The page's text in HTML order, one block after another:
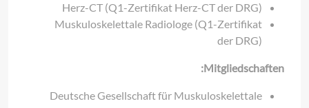
Herz-CT (Q1-Zertifikat Herz-CT der DRG)
Muskuloskelettale Radiologe (Q1-Zertifikat
der DRG)
Mitgliedschaften:
Deutsche Gesellschaft für Muskuloskelettale